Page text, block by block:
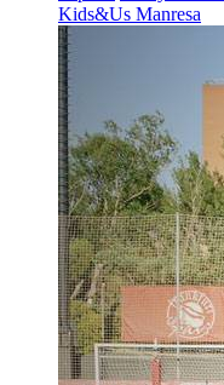
Kids&Us Manresa